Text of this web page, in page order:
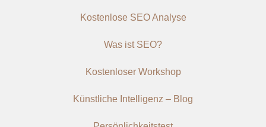
Kostenlose SEO Analyse
Was ist SEO?
Kostenloser Workshop
Künstliche Intelligenz – Blog